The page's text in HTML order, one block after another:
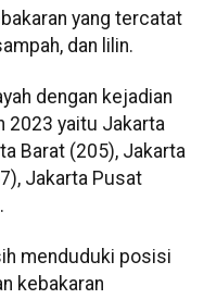
yang tercatat
dan lilin.
dengan kejadian
2023 yaitu Jakarta
Barat (205), Jakarta
Jakarta Pusat
menduduki posisi
kebakaran